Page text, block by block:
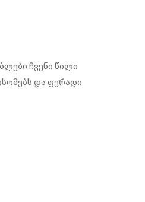
ჩვენი წილი
და ფერადი